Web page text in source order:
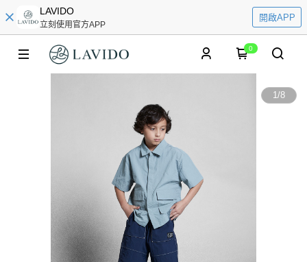
LAVIDO
立刻使用官方APP
開啟APP
0
1/8